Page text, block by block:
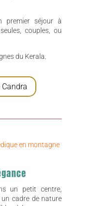
séjour à
couples, ou
du Kerala.
Candra
un petit centre,
cadre de nature